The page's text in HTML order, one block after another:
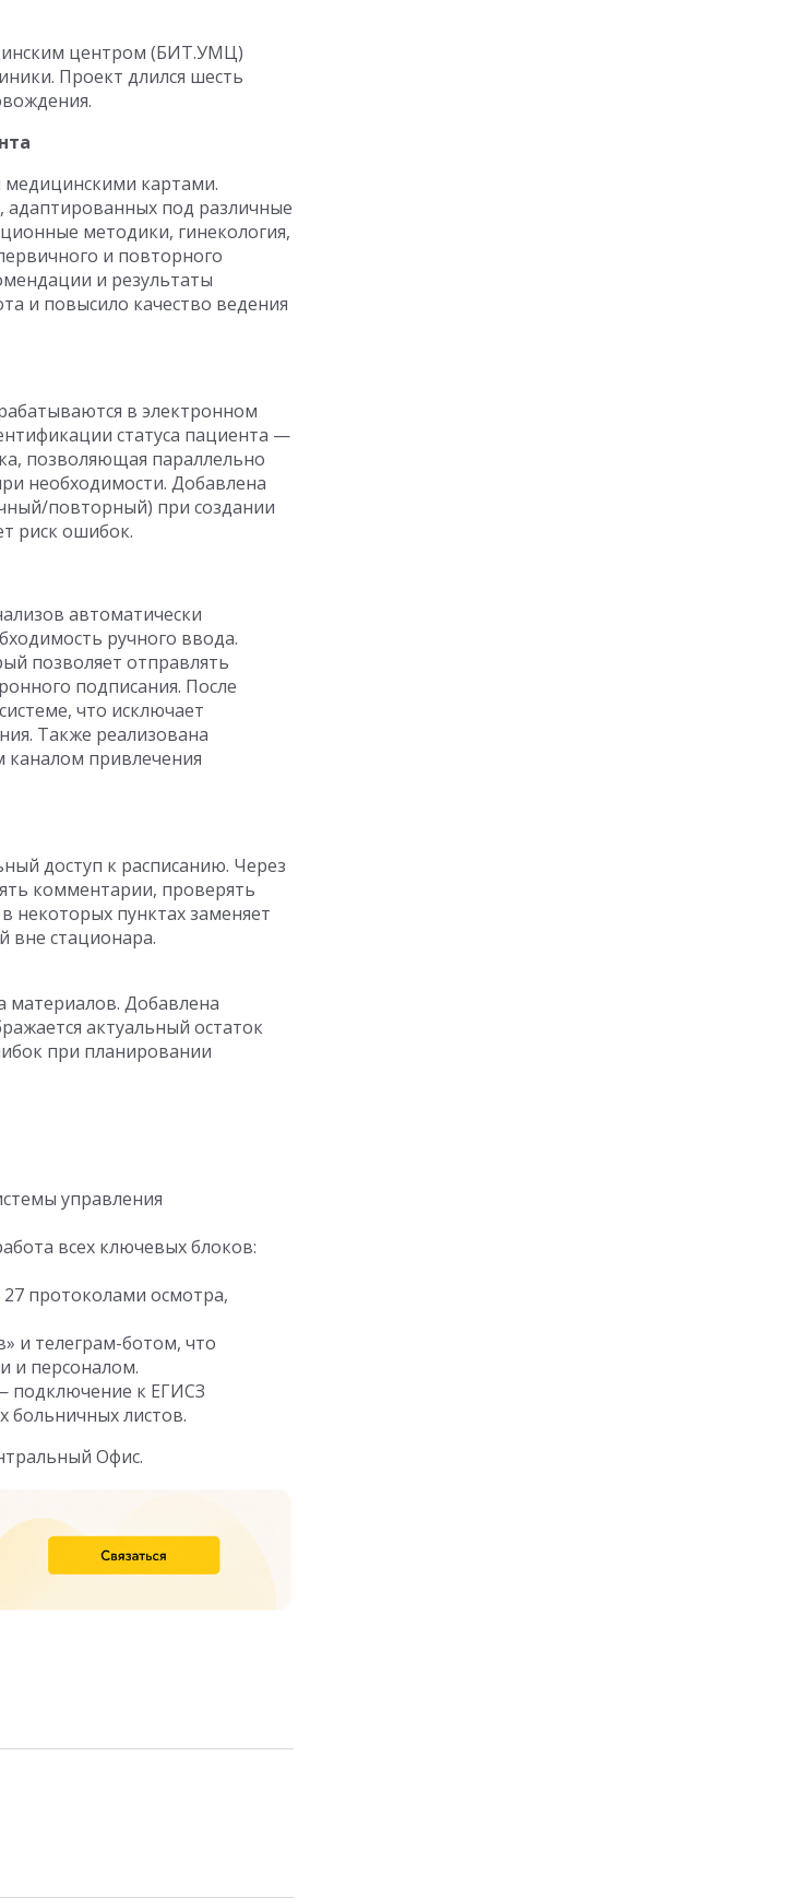
центром (БИТ.УМЦ)
Проект длился шесть
картами.
под различные
методики, гинекология,
и повторного
и результаты
и повысило качество ведения
в электронном
статуса пациента —
позволяющая параллельно
необходимости. Добавлена
повторный) при создании
риск ошибок.
автоматически
ручного ввода.
позволяет отправлять
подписания. После
что исключает
Также реализована
каналом привлечения
доступ к расписанию. Через
комментарии, проверять
некоторых пунктах заменяет
вне стационара.
материалов. Добавлена
актуальный остаток
при планировании
управления
всех ключевых блоков:
протоколами осмотра,
и телеграм-ботом, что
и персоналом.
подключение к ЕГИСЗ
больничных листов.
Офис.